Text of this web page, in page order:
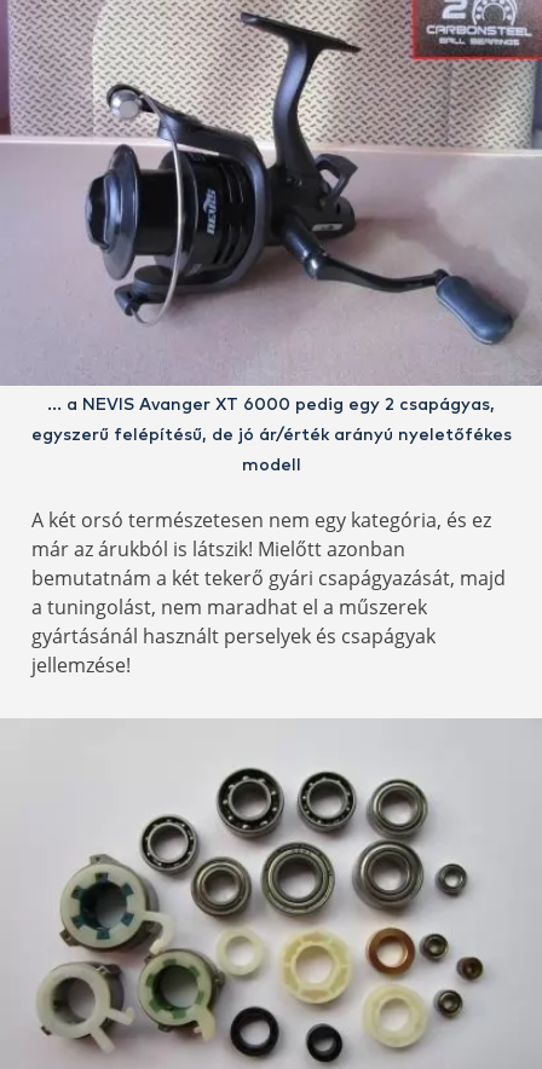
… a NEVIS Avanger XT 6000 pedig egy 2 csapágyas,
egyszerű felépítésű, de jó ár/érték arányú nyeletőfékes
modell
A két orsó természetesen nem egy kategória, és ez
már az árukból is látszik! Mielőtt azonban
bemutatnám a két tekerő gyári csapágyazását, majd
a tuningolást, nem maradhat el a műszerek
gyártásánál használt perselyek és csapágyak
jellemzése!